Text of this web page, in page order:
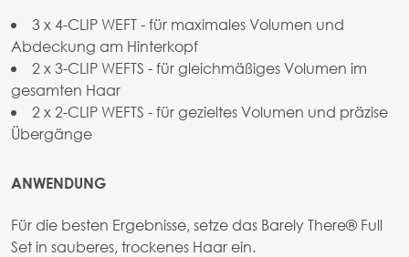
3 x 4-CLIP WEFT - für maximales Volumen und
Abdeckung am Hinterkopf
2 x 3-CLIP WEFTS - für gleichmäßiges Volumen im
gesamten Haar
2 x 2-CLIP WEFTS - für gezieltes Volumen und präzise
Übergänge
ANWENDUNG
Für die besten Ergebnisse, setze das Barely There® Full
Set in sauberes, trockenes Haar ein.